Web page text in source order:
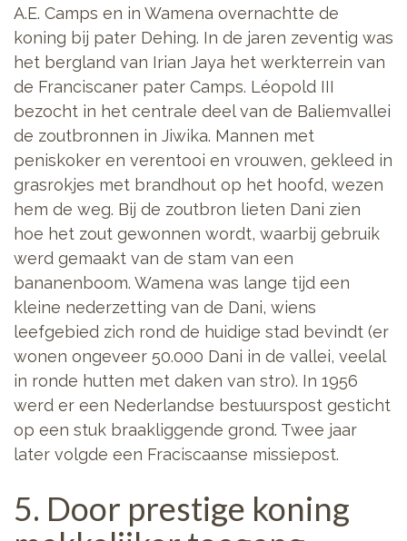
A.E. Camps en in Wamena overnachtte de
koning bij pater Dehing. In de jaren zeventig was
het bergland van Irian Jaya het werkterrein van
de Franciscaner pater Camps. Léopold III
bezocht in het centrale deel van de Baliemvallei
de zoutbronnen in Jiwika. Mannen met
peniskoker en verentooi en vrouwen, gekleed in
grasrokjes met brandhout op het hoofd, wezen
hem de weg. Bij de zoutbron lieten Dani zien
hoe het zout gewonnen wordt, waarbij gebruik
werd gemaakt van de stam van een
bananenboom. Wamena was lange tijd een
kleine nederzetting van de Dani, wiens
leefgebied zich rond de huidige stad bevindt (er
wonen ongeveer 50.000 Dani in de vallei, veelal
in ronde hutten met daken van stro). In 1956
werd er een Nederlandse bestuurspost gesticht
op een stuk braakliggende grond. Twee jaar
later volgde een Fraciscaanse missiepost.
5. Door prestige koning